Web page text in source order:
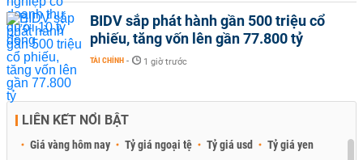
BIDV sắp phát hành gần 500 triệu cổ
phiếu, tăng vốn lên gần 77.800 tỷ
TÀI CHÍNH - 1 giờ trước
LIÊN KẾT NỔI BẬT
Giá vàng hôm nay Tỷ giá ngoại tệ Tỷ giá usd
Tỷ giá yen